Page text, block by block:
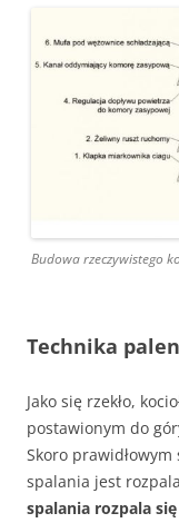
Budowa rzeczywistego
Technika
Jako się rzekło,
postawionym do
Skoro
spalania jest
spalania rozpala